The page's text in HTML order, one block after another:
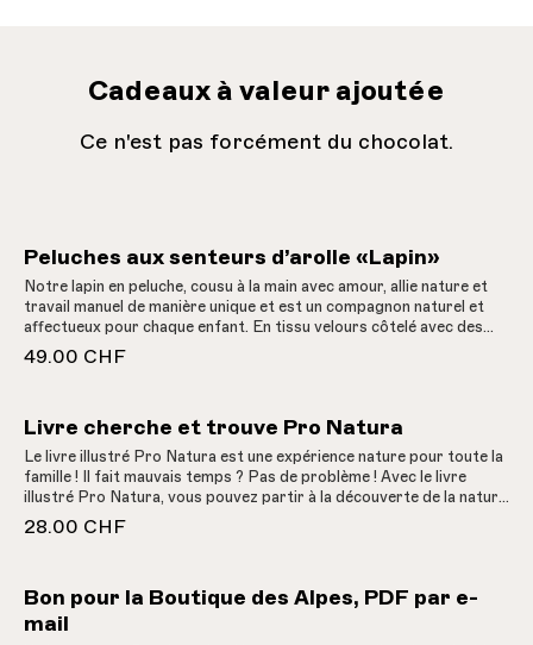
Cadeaux à valeur ajoutée
Ce n'est pas forcément du chocolat.
Peluches aux senteurs d’arolle «Lapin»
Notre lapin en peluche, cousu à la main avec amour, allie nature et
travail manuel de manière unique et est un compagnon naturel et
affectueux pour chaque enfant. En tissu velours côtelé avec des
applications de chutes de tissu. Le coussin intérieur amovible est
en 100% pur coton non blanchi et rempli de copeaux d'arolle des
procure un sentiment de sécurité et de bien-être.
49.00 CHF
Livre cherche et trouve Pro Natura
Le livre illustré Pro Natura est une expérience nature pour toute la
famille ! Il fait mauvais temps ? Pas de problème ! Avec le livre
illustré Pro Natura, vous pouvez partir à la découverte de la nature
variée de la Suisse, confortablement installé dans votre canapé.
Découvrez sur de grandes doubles pages le monde coloré d'une
détails passionnants vous attendent partout ! Vous trouverez des
animaux et des plantes rares et plongerez dans la fascinante
28.00 CHF
Bon pour la Boutique des Alpes, PDF par e-
mail